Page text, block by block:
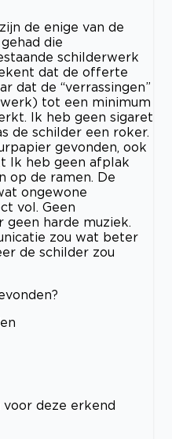
de enige van de
die
schilderwerk
dat de offerte
dat de “verrassingen”
tot een minimum
Ik heb geen sigaret
de schilder een roker.
gevonden, ook
Ik heb geen afplak
op de ramen. De
ongewone
vol. Geen
geen harde muziek.
zou wat beter
de schilder zou
deze erkend